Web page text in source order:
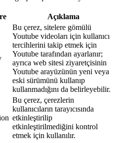
Açıklama
Bu çerez, sitelere gömülü
Youtube videoları için kullanıcı
tercihlerini takip etmek için
Youtube tarafından ayarlanır;
ayrıca web sitesi ziyaretçisinin
Youtube arayüzünün yeni veya
eski sürümünü kullanıp
kullanmadığını da belirleyebilir.
Bu çerez, çerezlerin
kullanıcıların tarayıcısında
etkinleştirilip
etkinleştirilmediğini kontrol
etmek için kullanılır.